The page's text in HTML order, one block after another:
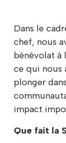
Dans le
chef, nous
bénévolat à
ce qui nous
plonger
impact
Que fait la